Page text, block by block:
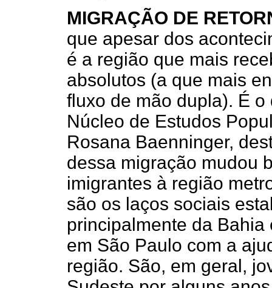
MIGRAÇÃO DE
que apesar dos
é a região que mais
absolutos (a que mais
fluxo de mão dupla). É
Núcleo de Estudos
Rosana Baenninger,
dessa migração mudou
imigrantes à região
são os laços sociais
principalmente da
em São Paulo com a
região. São, em geral,